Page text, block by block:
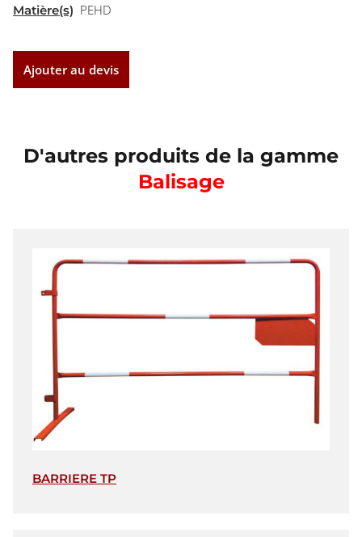
Matière(s) PEHD
Ajouter au devis
D'autres produits de la gamme
Balisage
BARRIERE TP